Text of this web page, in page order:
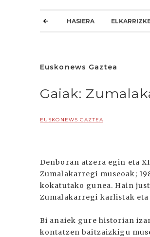
HASIERA
Euskonews Gaztea
Gaiak:
EUSKONEWS GAZTEA
Denboran atzera egin eta
Zumalakarregi museoak;
kokatutako gunea. Hain
Zumalakarregi karlistak
Bi anaiek gure historian
kontatzen baitzaizkigu